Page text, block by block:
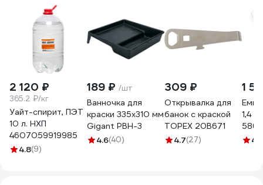
2 120 ₽
365.2 ₽/кг
Уайт-спирит, ПЭТ
10 л. НХП
4607059919985
4.8(9)
189 ₽ /шт
Ванночка для
краски 335х310 мм
Gigant PBH-3
4.6(40)
309 ₽
Открывалка для
банок с краской
TOPEX 20B671
4.7(27)
1
1,4
4.7